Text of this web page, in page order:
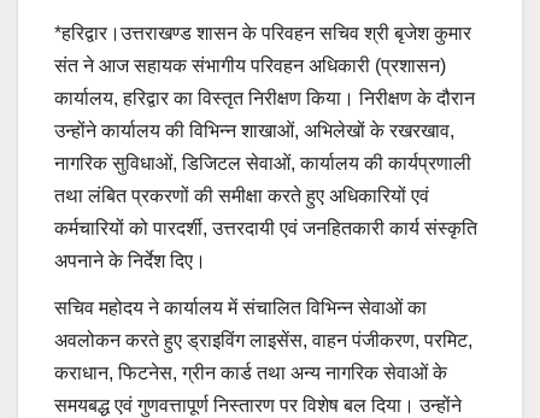
*हरिद्वार।उत्तराखण्ड शासन के परिवहन सचिव श्री बृजेश कुमार
संत ने आज सहायक संभागीय परिवहन अधिकारी (प्रशासन)
कार्यालय, हरिद्वार का विस्तृत निरीक्षण किया। निरीक्षण के दौरान
उन्होंने कार्यालय की विभिन्न शाखाओं, अभिलेखों के रखरखाव,
नागरिक सुविधाओं, डिजिटल सेवाओं, कार्यालय की कार्यप्रणाली
तथा लंबित प्रकरणों की समीक्षा करते हुए अधिकारियों एवं
कर्मचारियों को पारदर्शी, उत्तरदायी एवं जनहितकारी कार्य संस्कृति
अपनाने के निर्देश दिए।
सचिव महोदय ने कार्यालय में संचालित विभिन्न सेवाओं का
अवलोकन करते हुए ड्राइविंग लाइसेंस, वाहन पंजीकरण, परमिट,
कराधान, फिटनेस, ग्रीन कार्ड तथा अन्य नागरिक सेवाओं के
समयबद्ध एवं गुणवत्तापूर्ण निस्तारण पर विशेष बल दिया। उन्होंने